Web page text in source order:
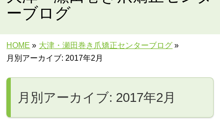
ーブログ
HOME » 大津・瀬田巻き爪矯正センターブログ »
月別アーカイブ: 2017年2月
月別アーカイブ: 2017年2月